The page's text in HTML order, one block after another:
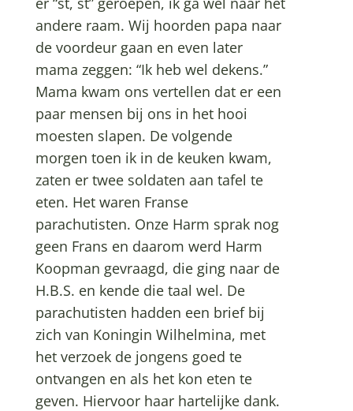
andere raam. Wij hoorden papa naar
de voordeur gaan en even later
mama zeggen: “Ik heb wel dekens.”
Mama kwam ons vertellen dat er een
paar mensen bij ons in het hooi
moesten slapen. De volgende
morgen toen ik in de keuken kwam,
zaten er twee soldaten aan tafel te
eten. Het waren Franse
parachutisten. Onze Harm sprak nog
geen Frans en daarom werd Harm
Koopman gevraagd, die ging naar de
H.B.S. en kende die taal wel. De
parachutisten hadden een brief bij
zich van Koningin Wilhelmina, met
het verzoek de jongens goed te
ontvangen en als het kon eten te
geven. Hiervoor haar hartelijke dank.